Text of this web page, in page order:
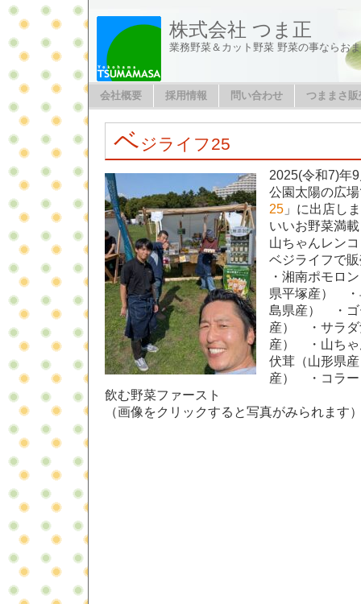
株式会社 つま正
業務野菜＆カット野菜 野菜の事ならお
会社概要 採用情報 問い合わせ つままさ
ベジライフ25
2025(令和7)年
公園太陽の広
25 」に出店し
いいお野菜満
山ちゃんレン
ベジライフで
・湘南ポモロ
県平塚産） ・
島県産） ・ゴ
産） ・サラダ
産） ・山ち
伏茸（山形県
産） ・コラ
飲む野菜ファースト
（画像をクリックすると写真がみられます